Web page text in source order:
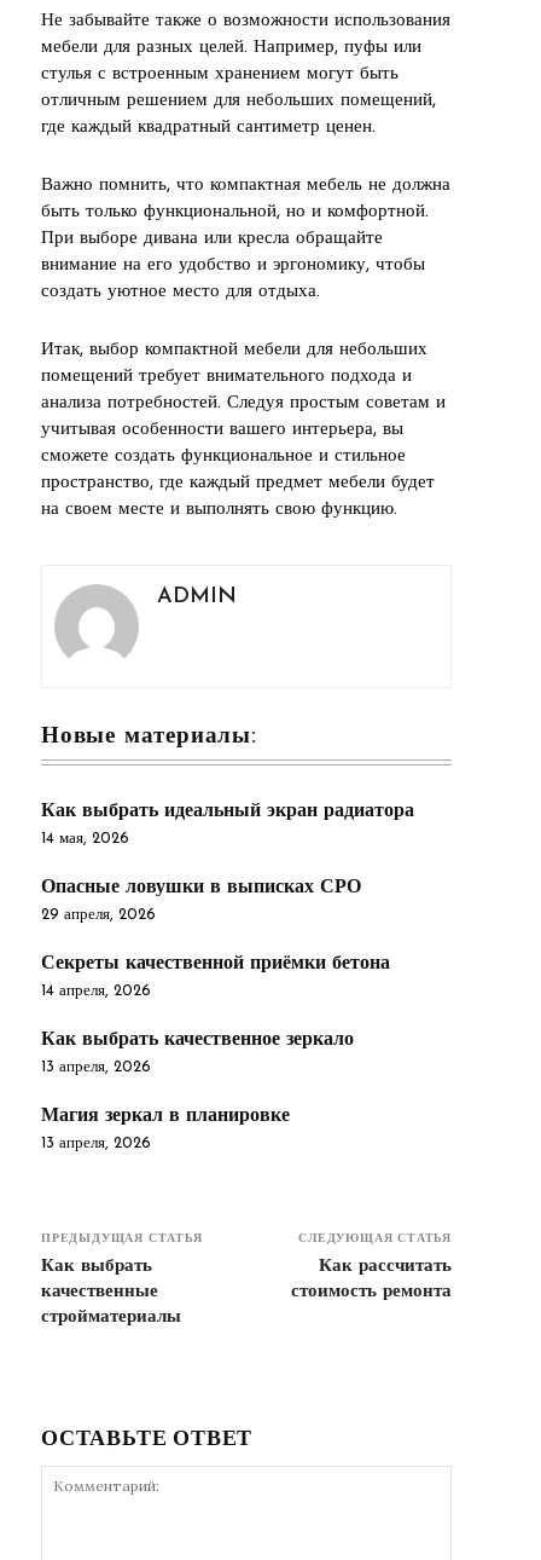
Не забывайте также о возможности использования
мебели для разных целей. Например, пуфы или
стулья с встроенным хранением могут быть
отличным решением для небольших помещений,
где каждый квадратный сантиметр ценен.
Важно помнить, что компактная мебель не должна
быть только функциональной, но и комфортной.
При выборе дивана или кресла обращайте
внимание на его удобство и эргономику, чтобы
создать уютное место для отдыха.
Итак, выбор компактной мебели для небольших
помещений требует внимательного подхода и
анализа потребностей. Следуя простым советам и
учитывая особенности вашего интерьера, вы
сможете создать функциональное и стильное
пространство, где каждый предмет мебели будет
на своем месте и выполнять свою функцию.
ADMIN
Новые материалы:
Как выбрать идеальный экран радиатора
14 мая, 2026
Опасные ловушки в выписках СРО
29 апреля, 2026
Секреты качественной приёмки бетона
14 апреля, 2026
Как выбрать качественное зеркало
13 апреля, 2026
Магия зеркал в планировке
13 апреля, 2026
ПРЕДЫДУЩАЯ СТАТЬЯ
Как выбрать
качественные
стройматериалы
СЛЕДУЮЩАЯ СТАТЬЯ
Как рассчитать
стоимость ремонта
ОСТАВЬТЕ ОТВЕТ